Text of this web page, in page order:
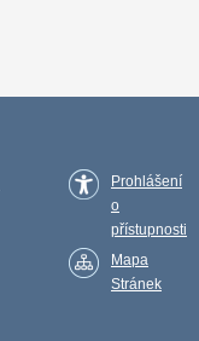
Prohlášení
o
přístupnosti
Mapa
Stránek